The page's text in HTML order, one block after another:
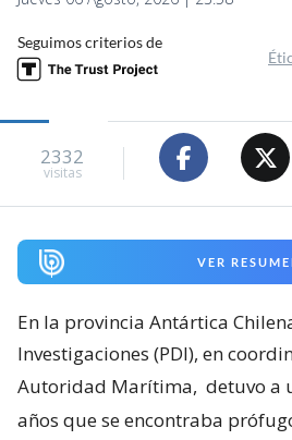
Seguimos criterios de
2332
visitas
VER
En la provincia Antártica
Investigaciones (PDI), en
Autoridad Marítima, detuvo a
años que se encontraba